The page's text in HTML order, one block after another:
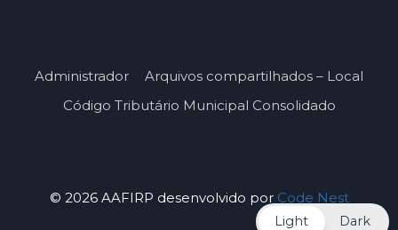
Administrador
Arquivos compartilhados – Local
Código Tributário Municipal Consolidado
© 2026 AAFIRP desenvolvido por Code Nest
Light Dark